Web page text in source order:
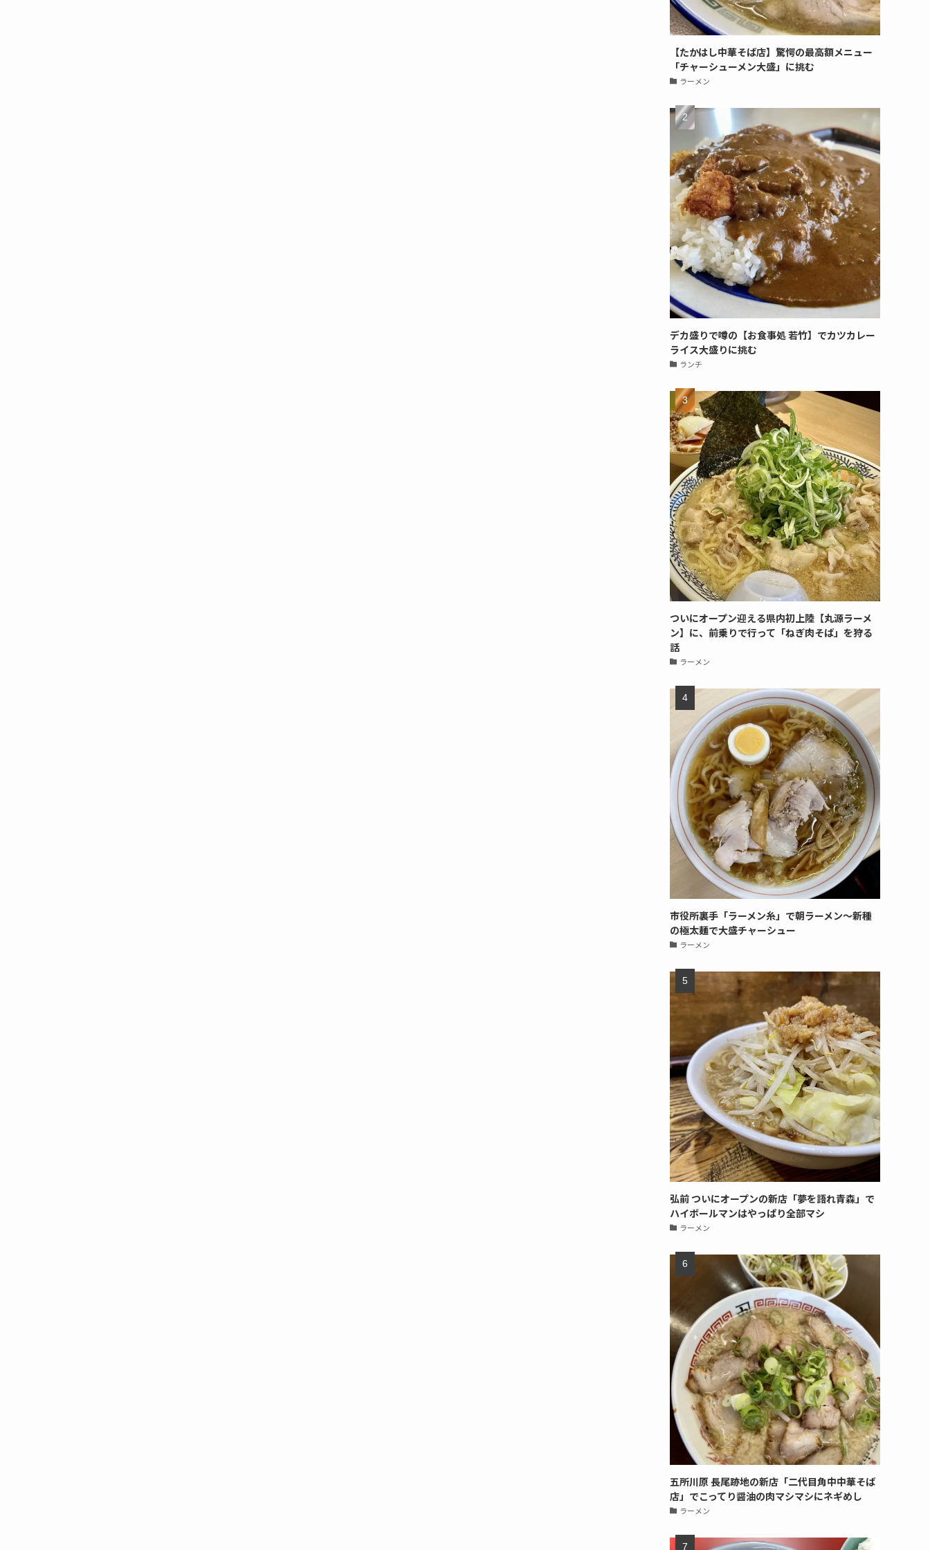
【たかはし中華そば店】驚愕の最高額メニュー
「チャーシューメン大盛」に挑む
ラーメン
デカ盛りで噂の【お食事処 若竹】でカツカレー
ライス大盛りに挑む
ランチ
ついにオープン迎える県内初上陸【丸源ラーメ
ン】に、前乗りで行って「ねぎ肉そば」を狩る
話
ラーメン
市役所裏手「ラーメン糸」で朝ラーメン〜新種
の極太麺で大盛チャーシュー
ラーメン
弘前 ついにオープンの新店「夢を語れ青森」で
ハイボールマンはやっぱり全部マシ
ラーメン
五所川原 長尾跡地の新店「二代目角中中華そば
店」でこってり醤油の肉マシマシにネギめし
ラーメン